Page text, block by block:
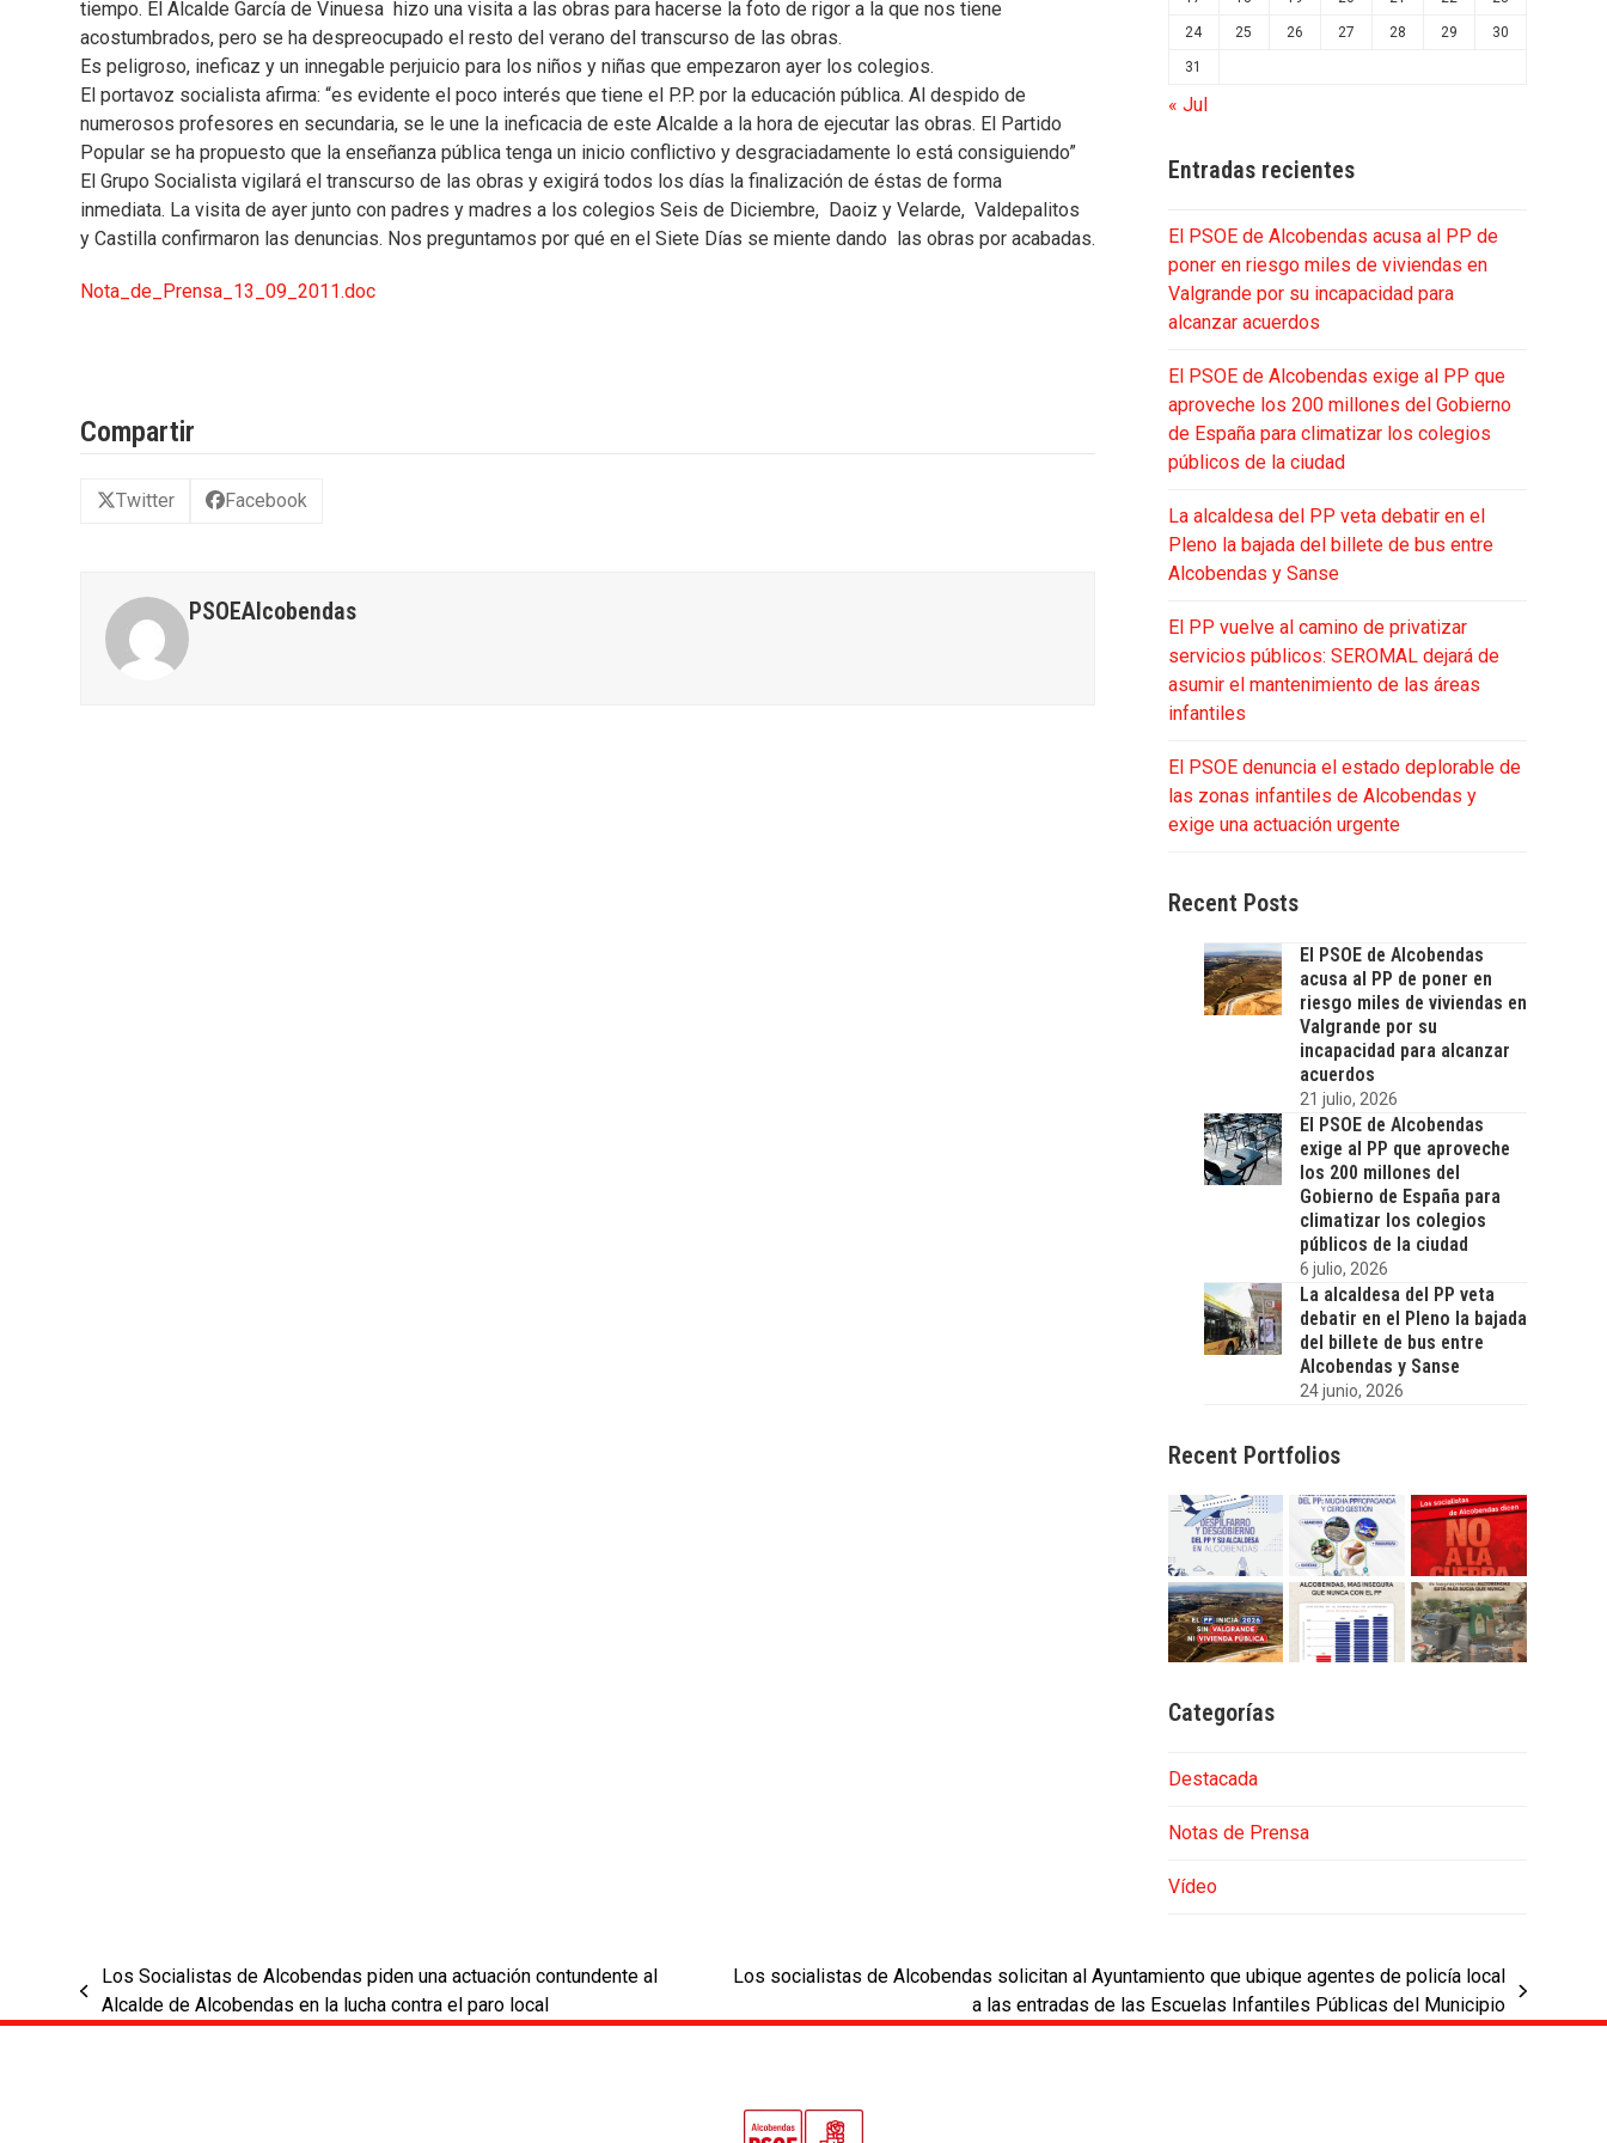
tiempo. El Alcalde García de Vinuesa hizo una visita a las obras para hacerse la foto de rigor a la que nos tiene
acostumbrados, pero se ha despreocupado el resto del verano del transcurso de las obras.
Es peligroso, ineficaz y un innegable perjuicio para los niños y niñas que empezaron ayer los colegios.
El portavoz socialista afirma: “es evidente el poco interés que tiene el P.P. por la educación pública. Al despido de
numerosos profesores en secundaria, se le une la ineficacia de este Alcalde a la hora de ejecutar las obras. El Partido
Popular se ha propuesto que la enseñanza pública tenga un inicio conflictivo y desgraciadamente lo está consiguiendo”
El Grupo Socialista vigilará el transcurso de las obras y exigirá todos los días la finalización de éstas de forma
inmediata. La visita de ayer junto con padres y madres a los colegios Seis de Diciembre, Daoiz y Velarde, Valdepalitos
y Castilla confirmaron las denuncias. Nos preguntamos por qué en el Siete Días se miente dando las obras por acabadas.
Nota_de_Prensa_13_09_2011.doc
Compartir
Twitter Facebook
PSOEAlcobendas
24 25 26 27 28 29 30
31
« Jul
Entradas recientes
El PSOE de Alcobendas acusa al PP de
poner en riesgo miles de viviendas en
Valgrande por su incapacidad para
alcanzar acuerdos
El PSOE de Alcobendas exige al PP que
aproveche los 200 millones del Gobierno
de España para climatizar los colegios
públicos de la ciudad
La alcaldesa del PP veta debatir en el
Pleno la bajada del billete de bus entre
Alcobendas y Sanse
El PP vuelve al camino de privatizar
servicios públicos: SEROMAL dejará de
asumir el mantenimiento de las áreas
infantiles
El PSOE denuncia el estado deplorable de
las zonas infantiles de Alcobendas y
exige una actuación urgente
Recent Posts
El PSOE de Alcobendas
acusa al PP de poner en
riesgo miles de viviendas en
Valgrande por su
incapacidad para alcanzar
acuerdos
21 julio, 2026
El PSOE de Alcobendas
exige al PP que aproveche
los 200 millones del
Gobierno de España para
climatizar los colegios
públicos de la ciudad
6 julio, 2026
La alcaldesa del PP veta
debatir en el Pleno la bajada
del billete de bus entre
Alcobendas y Sanse
24 junio, 2026
Recent Portfolios
Categorías
Destacada
Notas de Prensa
Vídeo
previous
post:
Los Socialistas de Alcobendas piden una actuación contundente al
Alcalde de Alcobendas en la lucha contra el paro local
post:
Los socialistas de Alcobendas solicitan al Ayuntamiento que ubique agentes de policía local
a las entradas de las Escuelas Infantiles Públicas del Municipio